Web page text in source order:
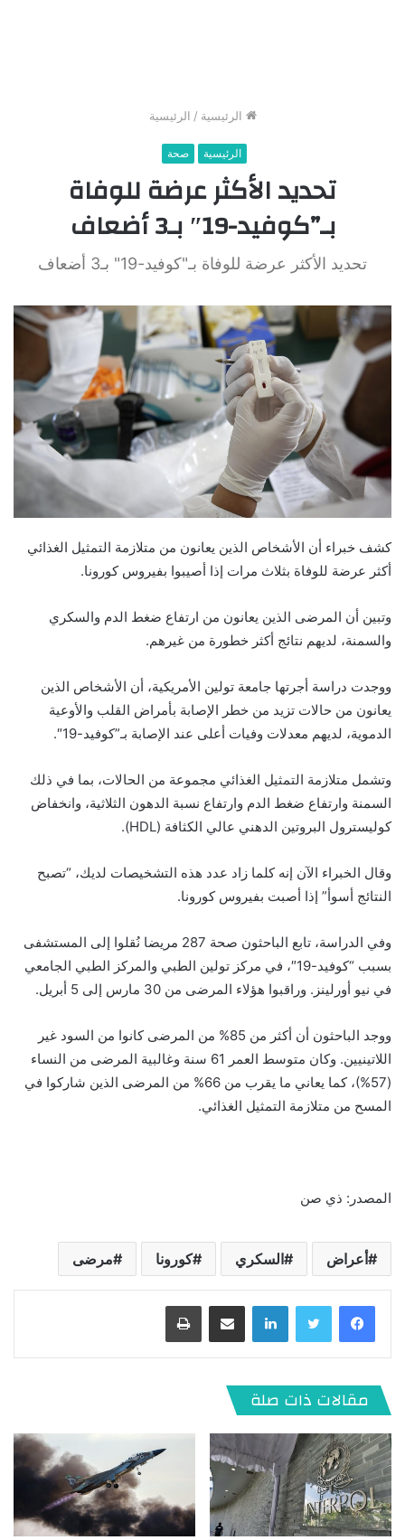
الرئيسية / الرئيسية
الرئيسية صحة
تحديد الأكثر عرضة للوفاة
بـ”كوفيد-19″ بـ3 أضعاف
تحديد الأكثر عرضة للوفاة بـ"كوفيد-19" بـ3 أضعاف
كشف خبراء أن الأشخاص الذين يعانون من متلازمة التمثيل الغذائي
أكثر عرضة للوفاة بثلاث مرات إذا أصيبوا بفيروس كورونا.
وتبين أن المرضى الذين يعانون من ارتفاع ضغط الدم والسكري
والسمنة، لديهم نتائج أكثر خطورة من غيرهم.
ووجدت دراسة أجرتها جامعة تولين الأمريكية، أن الأشخاص الذين
يعانون من حالات تزيد من خطر الإصابة بأمراض القلب والأوعية
الدموية، لديهم معدلات وفيات أعلى عند الإصابة بـ”كوفيد-19″.
وتشمل متلازمة التمثيل الغذائي مجموعة من الحالات، بما في ذلك
السمنة وارتفاع ضغط الدم وارتفاع نسبة الدهون الثلاثية، وانخفاض
كوليسترول البروتين الدهني عالي الكثافة (HDL).
وقال الخبراء الآن إنه كلما زاد عدد هذه التشخيصات لديك، “تصبح
النتائج أسوأ” إذا أصبت بفيروس كورونا.
وفي الدراسة، تابع الباحثون صحة 287 مريضا نُقلوا إلى المستشفى
بسبب “كوفيد-19″، في مركز تولين الطبي والمركز الطبي الجامعي
في نيو أورلينز. وراقبوا هؤلاء المرضى من 30 مارس إلى 5 أبريل.
ووجد الباحثون أن أكثر من 85% من المرضى كانوا من السود غير
اللاتينيين. وكان متوسط ​​العمر 61 سنة وغالبية المرضى من النساء
(57%)، كما يعاني ما يقرب من 66% من المرضى الذين شاركوا في
المسح من متلازمة التمثيل الغذائي.
المصدر: ذي صن
أعراض السكري كورونا مرضى
لينكدإن
مقالات ذات صلة